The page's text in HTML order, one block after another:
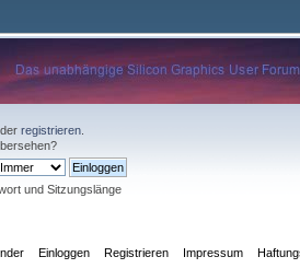
registrieren
und Sitzungslänge
Einloggen Registrieren Impressum